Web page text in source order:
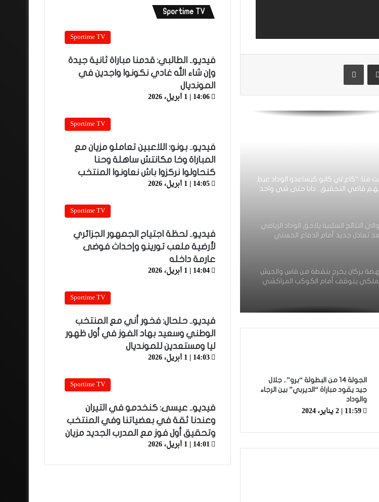
مشاركة عبر البريد طباعة
أكادير
البطولة بعد التوقف الدولي
منا: “كاع لي كانو كيساعدو الوداد عيط
قاضي التحقيق.. دابا حتى شي واحد
النتائج السلبية يلاحق الوداد الرياضي
تعادل جديد أمام الدفاع الحسني
بركان يخرج بنقطة من فاس والجيش
الملكي يتوقف أمام الكوكب المراكشي
بجناح فاخر بـ4 ملايين لليلة… ونهاية
الرجاء يؤجل جمعه العام ويعقد لقاء
الجولة 14 من البطولة “برو”.. جلال
جيد يقود مباراة “الديربي” بين الرجاء
والوداد
11:59 | 2 يناير، 2024
Sportime TV
Sportime TV
فيديو.. الطالبي: قدمنا مباراة ثانية جيدة
وإن شاء الله غادي نكونوا واجدين في
المونديال
14:06 | 1 أبريل، 2026
Sportime TV
فيديو.. بونو: اللاعبين تعاملو مزيان مع
المباراة وخا مكانتش ساهلة وحنا
كنحاولوا نركزوا باش نعاونوا المنتخب
14:05 | 1 أبريل، 2026
Sportime TV
فيديو.. لحظة اجتياح الجمهور الجزائري
لأرضية ملعب تورينو وإحداث فوضى
عارمة داخله
14:04 | 1 أبريل، 2026
Sportime TV
فيديو.. حلحال: فخور أني مع المنتخب
الوطني وسعيد بهاد الفوز في أول ظهور
ليا ومستعدين للمونديال
14:03 | 1 أبريل، 2026
Sportime TV
فيديو.. عيسى: كنخدمو في التيران
وعندنا ثقة في بعضياتنا وفي المنتخب
وتحقيق أول فوز مع المدرب الجديد مزيان
14:01 | 1 أبريل، 2026